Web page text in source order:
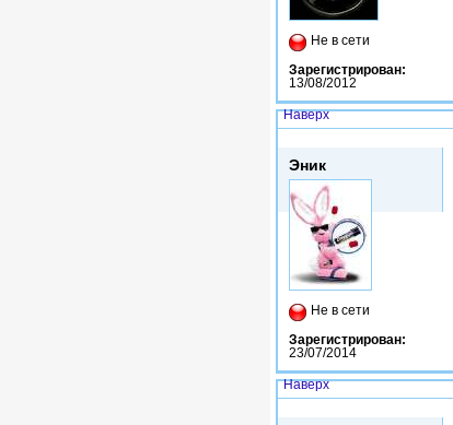
Не в сети
Зарегистрирован:
13/08/2012
Наверх
Эник
Не в сети
Зарегистрирован:
23/07/2014
Наверх